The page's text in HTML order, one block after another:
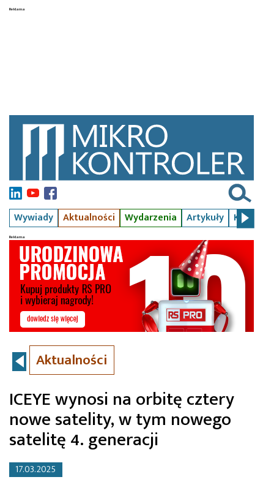
Wywiady Aktualności Wydarzenia Artykuły Kursy
Aktualności
ICEYE wynosi na orbitę cztery
nowe satelity, w tym nowego
satelitę 4. generacji
17.03.2025